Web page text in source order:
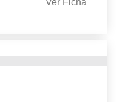
Ver Ficha